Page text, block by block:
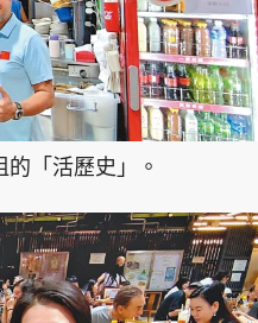
「活歷史」。